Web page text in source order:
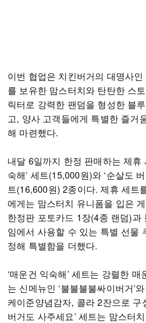
이번 협업은 치킨버거의 대명사인
를 보유한 맘스터치와 탄탄한 스
릭터로 강력한 팬덤을 형성한 블
고, 양사 고객들에게 특별한 즐거
해 마련했다.
내달 6일까지 한정 판매하는 제휴
숙해’ 세트(15,000원)와 ‘순살도
트(16,600원) 2종이다. 제휴 세트
에게는 맘스터치 유니폼을 입은
한정판 포토카드 1장(4종 랜덤)과
임에서 사용할 수 있는 특별 선물
정해 특별함을 더했다.
‘매운건 익숙해’ 세트는 강렬한
는 신메뉴인 ‘불불불불싸이버거’
케이준양념감자, 콜라 2잔으로 구
버거도 사주세요’ 세트는 맘스터